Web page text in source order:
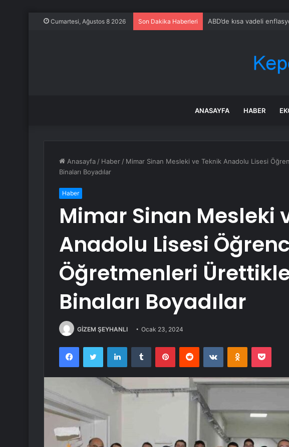
Cumartesi, Ağustos 8 2026 Son Dakika Haberleri ABD’de kısa vadeli
ANASAYFA HABER
Anasayfa / Haber / Mimar Sinan Mesleki ve Teknik Anadolu Lisesi
Binaları Boyadılar
Haber
Mimar Sinan Mesleki
Anadolu Lisesi
Öğretmenleri
Binaları Boyadılar
GİZEM ŞEYHANLI Ocak 23, 2024
FacebookTwitter LinkedInTumblr PinterestReddit VKontakteOdnoklassniki
Pocket